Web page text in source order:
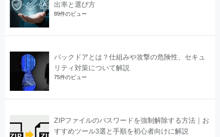
出率と選び方
89件のビュー
バックドアとは？仕組みや攻撃の危険性、セキュ
リティ対策について解説
75件のビュー
ZIPファイルのパスワードを強制解除する方法｜お
すすめツール3選と手順を初心者向けに解説